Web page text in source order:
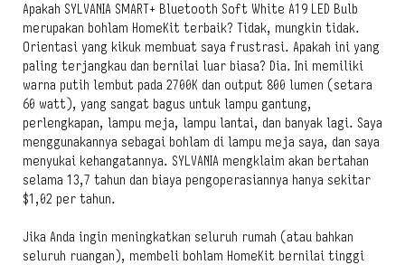
Apakah SYLVANIA SMART+ Bluetooth Soft White A19 LED Bulb
merupakan bohlam HomeKit terbaik? Tidak, mungkin tidak.
Orientasi yang kikuk membuat saya frustrasi. Apakah ini yang
paling terjangkau dan bernilai luar biasa? Dia. Ini memiliki
warna putih lembut pada 2700K dan output 800 lumen (setara
60 watt), yang sangat bagus untuk lampu gantung,
perlengkapan, lampu meja, lampu lantai, dan banyak lagi. Saya
menggunakannya sebagai bohlam di lampu meja saya, dan saya
menyukai kehangatannya. SYLVANIA mengklaim akan bertahan
selama 13,7 tahun dan biaya pengoperasiannya hanya sekitar
$1,02 per tahun.
Jika Anda ingin meningkatkan seluruh rumah (atau bahkan
seluruh ruangan), membeli bohlam HomeKit bernilai tinggi